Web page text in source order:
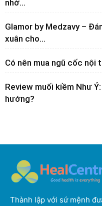
nhờ...
Glamor by Medzavy –
xuân cho...
Có nên mua ngũ cốc nội
Review muối kiềm Như
hướng?
Thành lập với sứ mệnh